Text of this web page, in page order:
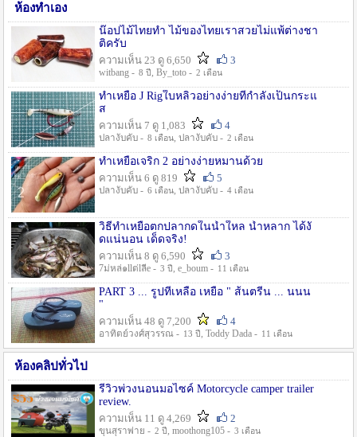
ห้องทำเอง
น๊อปไม้ไทยทำ ไม้ของไทยเราสวยไม่แพ้ต่างชา
ติครับ
ความเห็น 23 ดู 6,650
3
witbang - 8 ปี , By_toto - 2 เดือน
ทำเหยื่อ J Rigใบหลิวอย่างง่ายที่กำลังเป็นกระแ
ส
ความเห็น 7 ดู 1,083
4
ปลางับคับ - 8 เดือน, ปลางับคับ - 2 เดือน
ทำเหยื่อเจริก 2 อย่างง่ายหมานด้วย
ความเห็น 6 ดู 819
5
ปลางับคับ - 6 เดือน, ปลางับคับ - 4 เดือน
วิธีทำเหยื่อตกปลากดในน้ำใหล น้ำหลาก ได้งั
ดแน่นอน เด็ดจริง!
ความเห็น 8 ดู 6,590
3
7ม่หล่๑llต่lลีe - 3 ปี , e_boum - 11 เดือน
PART 3 ... รูปที่เหลือ เหยื่อ " ส้นตรีน ... นนน
"
ความเห็น 48 ดู 7,200
4
อาทิตย์วงศ์สุวรรณ - 13 ปี , Toddy Dada - 11 เดือน
ห้องคลิปทั่วไป
รีวิวพ่วงนอนมอไซค์ Motorcycle camper trailer
review.
ความเห็น 11 ดู 4,269
2
ขุนสุราพ่าย - 2 ปี , moothong105 - 3 เดือน